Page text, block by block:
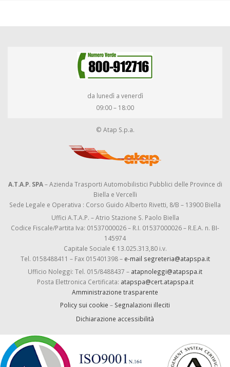
da lunedì a venerdì
09:00 – 18:00
© Atap S.p.a.
A.T.A.P. SPA– Azienda Trasporti Automobilistici Pubblici delle Province di
Biella e Vercelli
Sede Legale e Operativa : Corso Guido Alberto Rivetti, 8/B – 13900 Biella
Uffici A.T.A.P. – Atrio Stazione S. Paolo Biella
Codice Fiscale/Partita Iva: 01537000026 – R.I. 01537000026 – R.E.A. n. BI-
145974
Capitale Sociale € 13.025.313,80 i.v.
Tel. 0158488411 – Fax 015401398 – e-mail segreteria@atapspa.it
Ufficio Noleggi: Tel. 015/8488437 – atapnoleggi@atapspa.it
Posta Elettronica Certificata: atapspa@cert.atapspa.it
Amministrazione trasparente
Policy sui cookie – Segnalazioni illeciti
Dichiarazione accessibilità